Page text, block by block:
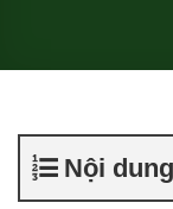
Nội dung